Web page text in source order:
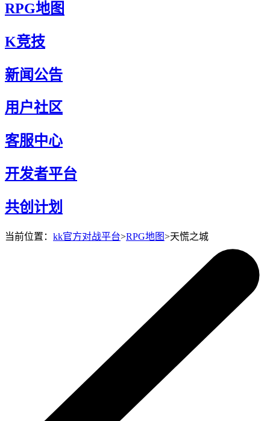
RPG地图
K竞技
新闻公告
用户社区
客服中心
开发者平台
共创计划
当前位置： kk官方对战平台>RPG地图>天慌之城